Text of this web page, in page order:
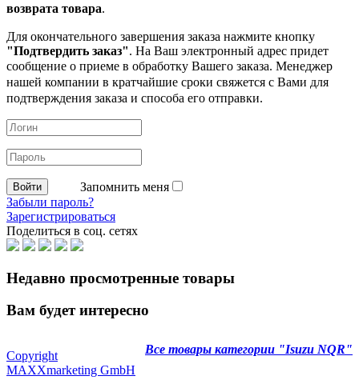
возврата товара.
Для окончательного завершения заказа нажмите кнопку
"Подтвердить заказ". На Ваш электронный адрес придет
сообщение о приеме в обработку Вашего заказа. Менеджер
нашей компании в кратчайшие сроки свяжется с Вами для
подтверждения заказа и способа его отправки.
Запомнить меня
Забыли пароль?
Зарегистрироваться
Поделиться в соц. сетях
Недавно просмотренные товары
Вам будет интересно
Все товары категории "Isuzu NQR"
Copyright
MAXXmarketing GmbH